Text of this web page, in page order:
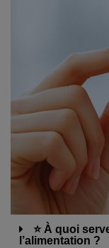
⭐ À quoi
l’alimentation ?